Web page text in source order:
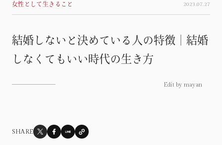
心揺れる瞬間たち
Moment
女性として生きること
2023.07.27
結婚しないと決めている人の特徴｜結婚
しなくてもいい時代の生き方
Edit by mayan
SHARE